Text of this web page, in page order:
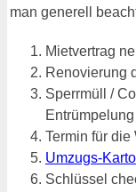
man generell
Mietvertrag
Renovierung
Sperrmüll /
Entrümpelung
Termin für
Umzugs-
Schlüssel